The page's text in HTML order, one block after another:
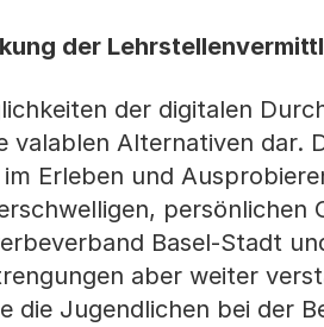
der
der digitalen
valablen Alternativen dar.
Erleben und
Basel-Stadt
aber weiter
die Jugendlichen bei der